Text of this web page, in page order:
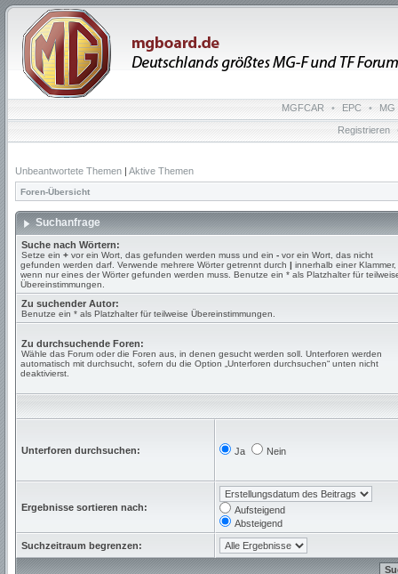
MGFCAR • EPC • MG
Registrieren
Unbeantwortete Themen | Aktive Themen
Foren-Übersicht
Suchanfrage
Suche nach Wörtern:
Setze ein + vor ein Wort, das gefunden werden muss und ein - vor ein Wort, das nicht
gefunden werden darf. Verwende mehrere Wörter getrennt durch | innerhalb einer Klammer,
wenn nur eines der Wörter gefunden werden muss. Benutze ein * als Platzhalter für
Übereinstimmungen.
Zu suchender Autor:
Benutze ein * als Platzhalter für teilweise Übereinstimmungen.
Zu durchsuchende Foren:
Wähle das Forum oder die Foren aus, in denen gesucht werden soll. Unterforen werden
automatisch mit durchsucht, sofern du die Option „Unterforen durchsuchen“ unten nicht
deaktivierst.
Unterforen durchsuchen: Ja Nein
Ergebnisse sortieren nach:
Aufsteigend
Absteigend
Suchzeitraum begrenzen: